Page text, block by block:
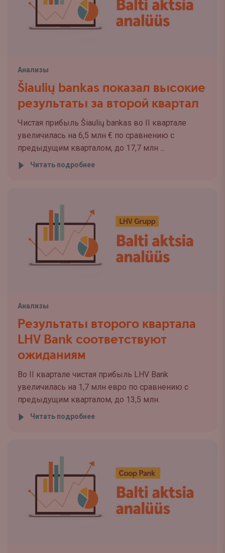
Анализы
Šiaulių bankas показал высокие
результаты за второй квартал
Чистая прибыль Šiaulių bankas во II квартале
увеличилась на 6,5 млн € по сравнению с
предыдущим кварталом, до 17,7 млн ...
Читать подробнее
Анализы
Результаты второго квартала
LHV Bank соответствуют
ожиданиям
Во II квартале чистая прибыль LHV Bank
увеличилась на 1,7 млн евро по сравнению с
предыдущим кварталом, до 13,5 млн.
Читать подробнее